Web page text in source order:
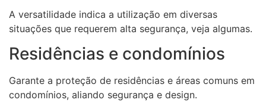
A versatilidade indica a utilização em diversas
situações que requerem alta segurança, veja algumas.
Residências e condomínios
Garante a proteção de residências e áreas comuns em
condomínios, aliando segurança e design.